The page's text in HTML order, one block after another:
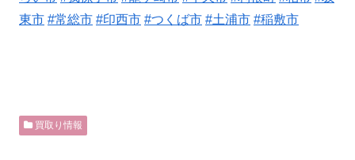
東市 #常総市 #印西市 #つくば市 #土浦市 #稲敷市
買取り情報